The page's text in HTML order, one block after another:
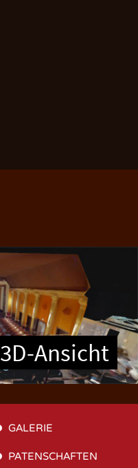
3D-Ansicht
GALERIE
PATENSCHAFTEN